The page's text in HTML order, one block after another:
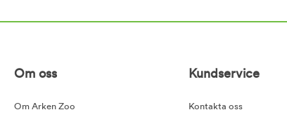
Om oss
Om Arken Zoo
Kundservice
Kontakta oss